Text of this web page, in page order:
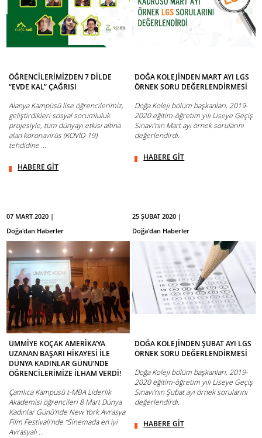
ÖĞRENCİLERİMİZDEN 7 DİLDE
“EVDE KAL” ÇAĞRISI
Alanya Kampüsü lise öğrencilerimiz,
geliştirdikleri sosyal sorumluluk
projesiyle, tüm dünyayı etkisi altına
alan koronavirüs (KOVİD-19)
tehdidine ...
HABERE GİT
DOĞA KOLEJİNDEN MART AYI LGS
ÖRNEK SORU DEĞERLENDİRMESİ
Doğa Koleji bölüm başkanları, 2019-
2020 eğitim-öğretim yılı Liseye Geçiş
Sınavı’nın Mart ayı örnek sorularını
değerlendirdi.
HABERE GİT
07 MART 2020 |
Doğa'dan Haberler
ÜMMİYE KOÇAK AMERİKA’YA
UZANAN BAŞARI HİKAYESİ İLE
DÜNYA KADINLAR GÜNÜ’NDE
ÖĞRENCİLERİMİZE İLHAM VERDİ!
Çamlıca Kampüsü t-MBA Liderlik
Akademisi öğrencileri 8 Mart Dünya
Kadınlar Günü’nde New York Avrasya
Film Festivali’nde “Sinemada en iyi
Avrasyalı ...
25 ŞUBAT 2020 |
Doğa'dan Haberler
DOĞA KOLEJİNDEN ŞUBAT AYI LGS
ÖRNEK SORU DEĞERLENDİRMESİ
Doğa Koleji bölüm başkanları, 2019-
2020 eğitim-öğretim yılı Liseye Geçiş
Sınavı’nın Şubat ayı örnek sorularını
değerlendirdi.
HABERE GİT